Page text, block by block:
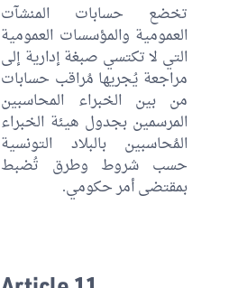
تخضع حسابات المنشآت
العمومية والمؤسسات العمومية
التي لا تكتسي صبغة إدارية إلى
مراجعة يُجريها مُراقب حسابات
من بين الخبراء المحاسبين
المرسمين بجدول هيئة الخبراء
المُحاسبين بالبلاد التونسية
حسب شروط وطرق تُضبط
بمقتضى أمر حكومي.